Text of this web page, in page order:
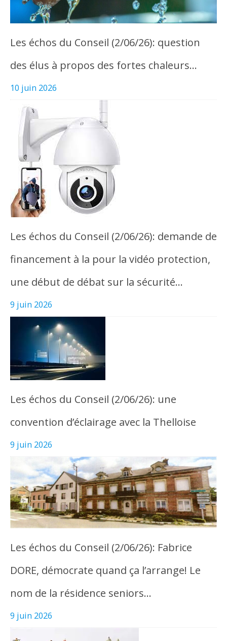
Les échos du Conseil (2/06/26): question
des élus à propos des fortes chaleurs…
10 juin 2026
Les échos du Conseil (2/06/26): demande de
financement à la pour la vidéo protection,
une début de débat sur la sécurité…
9 juin 2026
Les échos du Conseil (2/06/26): une
convention d’éclairage avec la Thelloise
9 juin 2026
Les échos du Conseil (2/06/26): Fabrice
DORE, démocrate quand ça l’arrange! Le
nom de la résidence seniors…
9 juin 2026